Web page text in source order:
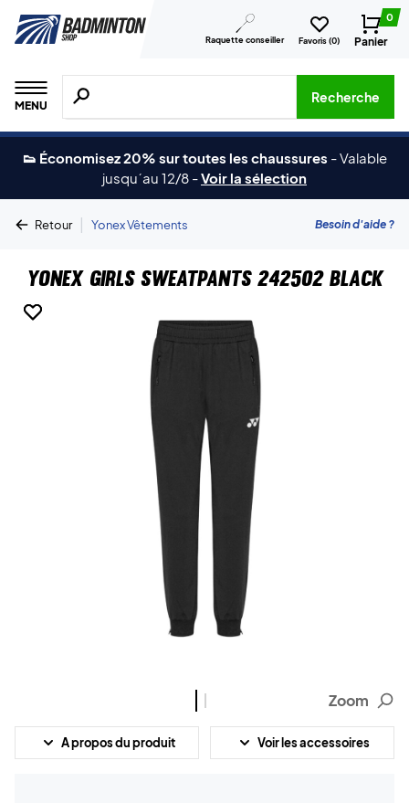
Raquette conseiller Favoris (0)
0
Panier
MENU
Recherche de produits, de marques, etc.
Recherche
👟 Économisez 20% sur toutes les chaussures -Valable
jusqu´au 12/8 -Voir la sélection
Retour | Yonex Vêtements Besoin d'aide ?
Yonex Girls Sweatpants 242502 Black
Zoom
A propos du produit Voir les accessoires